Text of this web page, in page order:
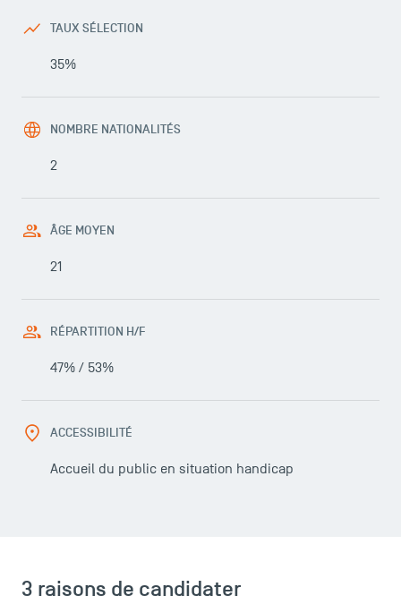
LES INDISPENSABLES
TAUX SÉLECTION
35%
NOMBRE NATIONALITÉS
2
ÂGE MOYEN
21
RÉPARTITION H/F
47% / 53%
ACCESSIBILITÉ
Accueil du public en situation handicap
3 raisons de candidater